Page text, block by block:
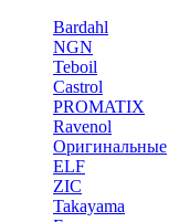
Bardahl
NGN
Teboil
Castrol
PROMATIX
Ravenol
Оригинальные
ELF
ZIC
Takayama